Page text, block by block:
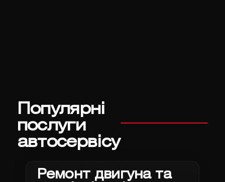
Популярні
послуги
автосервісу
Ремонт двигуна та